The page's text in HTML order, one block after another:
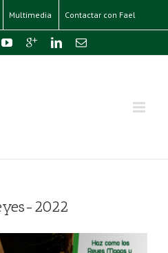
Multimedia Contactar con Fael
2022